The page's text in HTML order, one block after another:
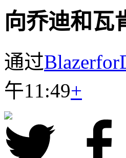
向乔迪和瓦
通过
午11:49+